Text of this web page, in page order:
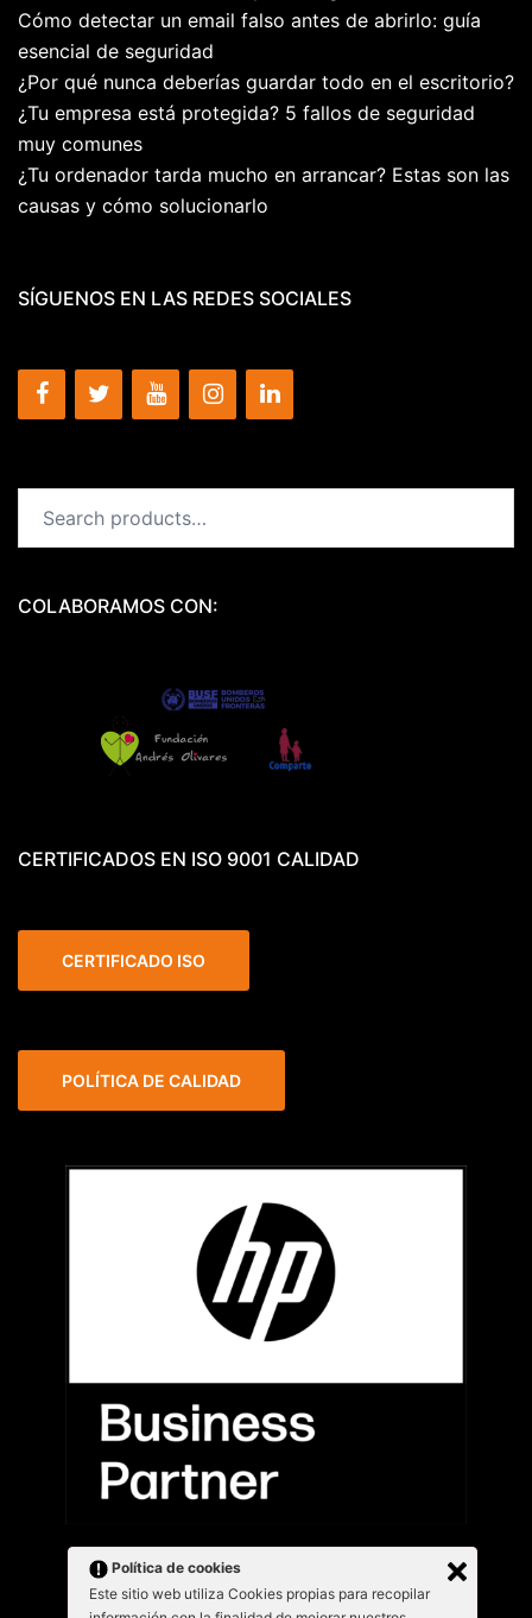
Cómo detectar un email falso antes de abrirlo: guía
esencial de seguridad
¿Por qué nunca deberías guardar todo en el escritorio?
¿Tu empresa está protegida? 5 fallos de seguridad
muy comunes
¿Tu ordenador tarda mucho en arrancar? Estas son las
causas y cómo solucionarlo
SÍGUENOS EN LAS REDES SOCIALES
for:
COLABORAMOS CON:
CERTIFICADOS EN ISO 9001 CALIDAD
CERTIFICADO ISO
POLÍTICA DE CALIDAD
Política de cookies
Este sitio web utiliza Cookies propias para recopilar